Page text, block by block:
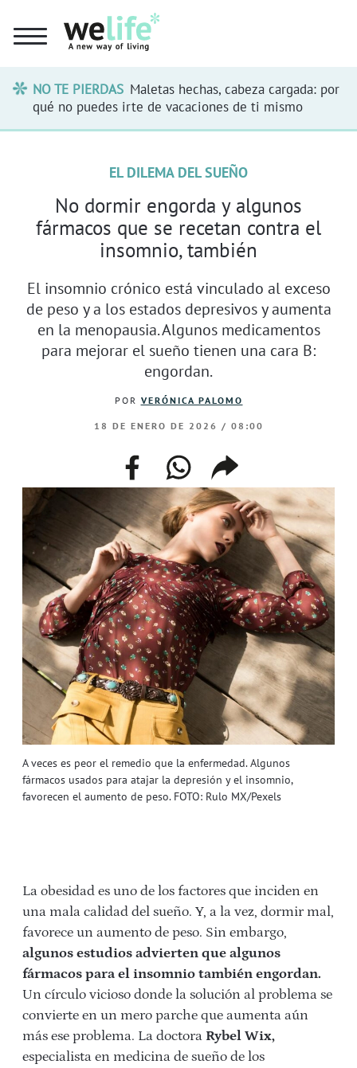
NO TE PIERDAS Maletas hechas, cabeza cargada: por
qué no puedes irte de vacaciones de ti mismo
A veces es peor el remedio que la enfermedad. Algunos
fármacos usados para atajar la depresión y el insomnio,
favorecen el aumento de peso. FOTO: Rulo MX/Pexels
EL DILEMA DEL SUEÑO
No dormir engorda y algunos
fármacos que se recetan contra el
insomnio, también
El insomnio crónico está vinculado al exceso
de peso y a los estados depresivos y aumenta
en la menopausia. Algunos medicamentos
para mejorar el sueño tienen una cara B:
engordan.
POR VERÓNICA PALOMO
18 DE ENERO DE 2026 / 08:00
facebookwhatsappcompartir
enlace
La obesidad es uno de los factores que inciden en
una mala calidad del sueño. Y, a la vez, dormir mal,
favorece un aumento de peso. Sin embargo,
algunos estudios advierten que algunos
fármacos para el insomnio también engordan.
Un círculo vicioso donde la solución al problema se
convierte en un mero parche que aumenta aún
más ese problema. La doctora Rybel Wix,
especialista en medicina de sueño de los